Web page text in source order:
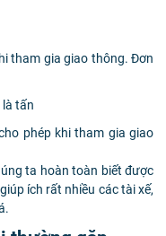
tham gia giao thông. Đơn
là tấn
phép khi tham gia giao
ta hoàn toàn biết được
ích rất nhiều các tài xế,